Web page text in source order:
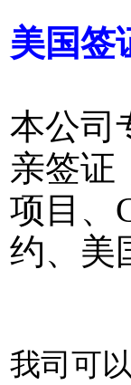
美国签
本公司
亲签证
项目、
约、美
我司可